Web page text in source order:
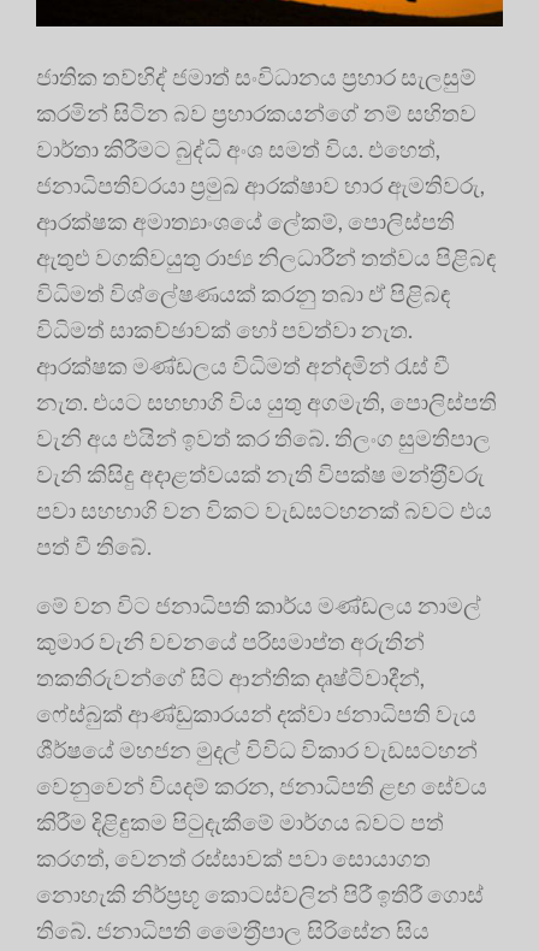
ජාතික තව්හිද් ජමාත් සංවිධානය ප‍්‍රහාර සැලසුම්
කරමින් සිටින බව ප‍්‍රහාරකයන්ගේ නම් සහිතව
වාර්තා කිරීමට බුද්ධි අංශ සමත් විය. එහෙත්,
ජනාධිපතිවරයා ප‍්‍රමුඛ ආරක්ෂාව භාර ඇමතිවරු,
ආරක්ෂක අමාත්‍යාංශයේ ලේකම්, පොලිස්පති
ඇතුළු වගකිවයුතු රාජ්‍ය නිලධාරීන් තත්වය පිළිබඳ
විධිමත් විශ්ලේෂණයක් කරනු තබා ඒ පිළිබඳ
විධිමත් සාකච්ඡාවක් හෝ පවත්වා නැත.
ආරක්ෂක මණ්ඩලය විධිමත් අන්දමින් රැස් වී
නැත. එයට සහභාගි විය යුතු අගමැති, පොලිස්පති
වැනි අය එයින් ඉවත් කර තිබේ. තිලංග සුමතිපාල
වැනි කිසිදු අදාළත්වයක් නැති විපක්ෂ මන්ත‍්‍රීවරු
පවා සහභාගි වන විකට වැඩසටහනක් බවට එය
පත් වී තිබේ.
මේ වන විට ජනාධිපති කාර්ය මණ්ඩලය නාමල්
කුමාර වැනි වචනයේ පරිසමාප්ත අරුතින්
තකතිරුවන්ගේ සිට ආන්තික දෘෂ්ටිවාදීන්,
ෆේස්බුක් ආණ්ඩුකාරයන් දක්වා ජනාධිපති වැය
ශීර්ෂයේ මහජන මුදල් විවිධ විකාර වැඩසටහන්
වෙනුවෙන් වියදම් කරන, ජනාධිපති ළඟ සේවය
කිරීම දිළිඳුකම පිටුදැකීමේ මාර්ගය බවට පත්
කරගත්, වෙනත් රස්සාවක් පවා සොයාගත
නොහැකි නිර්ප‍්‍රභූ කොටස්වලින් පිරී ඉතිරී ගොස්
තිබේ. ජනාධිපති මෛත‍්‍රීපාල සිරිසේන සිය